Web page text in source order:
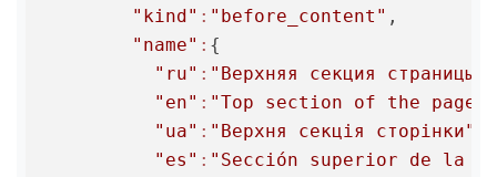
"kind" : "before_content" ,
"name" : {
"ru" : "Верхняя секция страницы"
"en" : "Top section of the page"
"ua" : "Верхня секція сторінки"
"es" : "Sección superior de la